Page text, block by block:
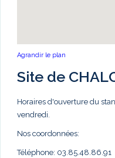
Agrandir le plan
Site de
Horaires d'ouverture du
vendredi.
Nos coordonnées:
Téléphone: 03.85.48.86.91